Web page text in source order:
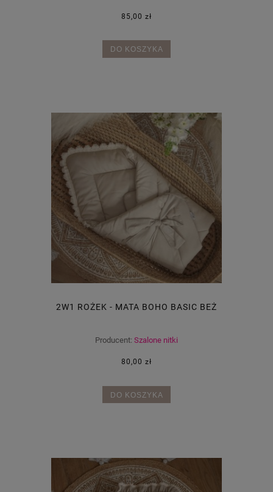
85,00 zł
DO KOSZYKA
2W1 ROŻEK - MATA BOHO BASIC BEŻ
Producent: Szalone nitki
80,00 zł
DO KOSZYKA